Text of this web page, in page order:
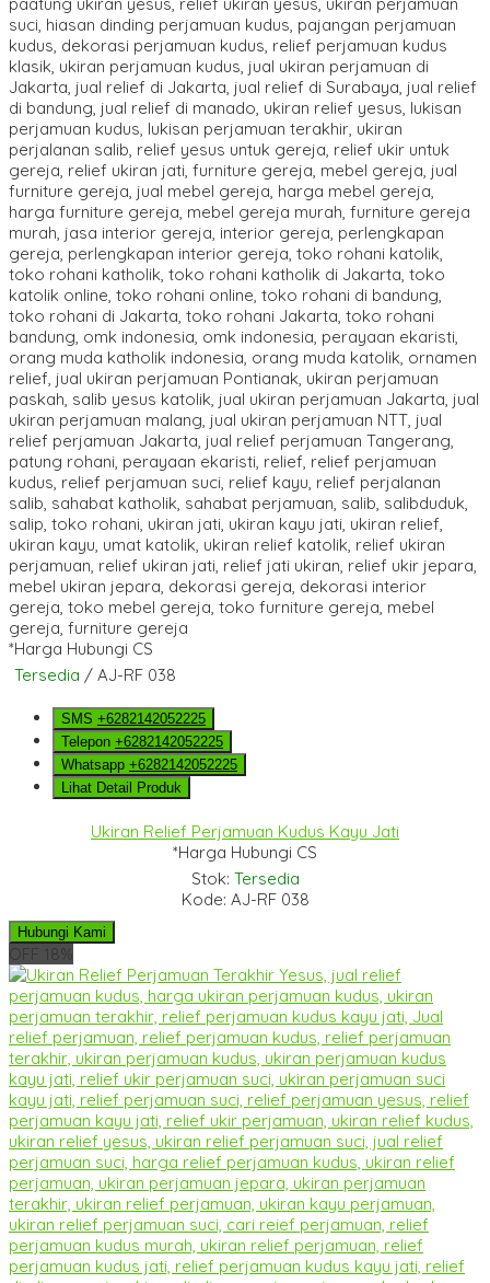
*Harga Hubungi CS
Tersedia / AJ-RF 038
SMS +6282142052225
Telepon +6282142052225
Whatsapp +6282142052225
Lihat Detail Produk
Ukiran Relief Perjamuan Kudus Kayu Jati
*Harga Hubungi CS
Stok: Tersedia
Kode: AJ-RF 038
Hubungi Kami
OFF 18%